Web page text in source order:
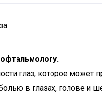
глаз, которое
в глазах, голове и